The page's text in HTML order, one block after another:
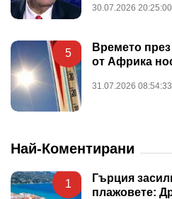
30.07.2026 20:25:00
5
Времето
от Африка
31.07.2026 08:54:33
Най-Коментирани
1
Гърция
плажовете: